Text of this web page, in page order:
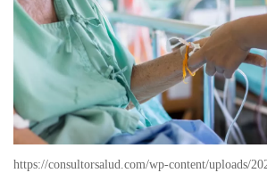
https://consultorsalud.com/wp-content/uploads/